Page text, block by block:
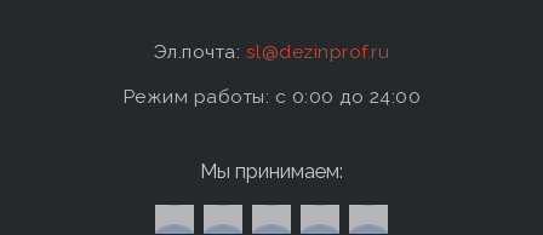
Эл.почта: sl@dezinprof.ru
Режим работы: c 0:00 до 24:00
Мы принимаем: